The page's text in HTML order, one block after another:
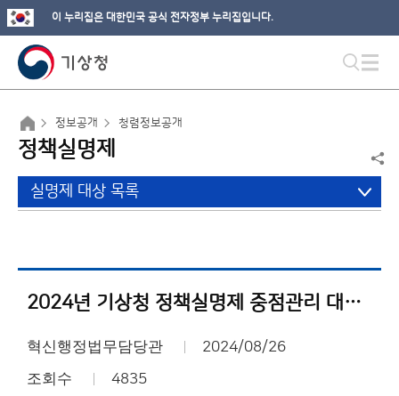
이 누리집은 대한민국 공식 전자정부 누리집입니다.
정보공개 청렴정보공개
정책실명제
실명제 대상 목록
2024년 기상청 정책실명제 중점관리 대상사업 현황
혁신행정법무담당관 2024/08/26
조회수 4835